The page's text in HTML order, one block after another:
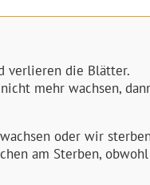
verlieren die Blätter.
mehr wachsen,
oder wir
am Sterben,